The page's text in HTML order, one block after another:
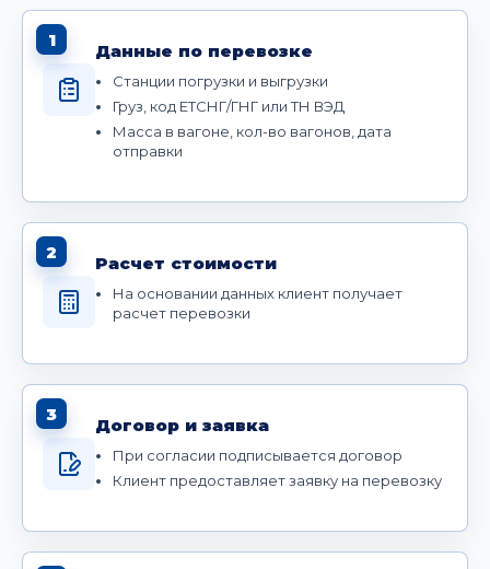
1
Данные по перевозке
Станции погрузки и выгрузки
Груз, код ЕТСНГ/ГНГ или ТН ВЭД
Масса в вагоне, кол-во вагонов, дата
отправки
2
Расчет стоимости
На основании данных клиент получает
расчет перевозки
3
Договор и заявка
При согласии подписывается договор
Клиент предоставляет заявку на перевозку